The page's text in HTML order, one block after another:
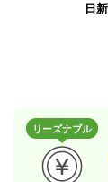
日
リーズナブル